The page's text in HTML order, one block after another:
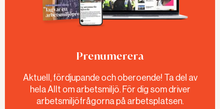
Prenumerera
Aktuell, fördjupande och oberoende! Ta del av
hela Allt om arbetsmiljö. För dig som driver
arbetsmiljöfrågorna på arbetsplatsen.